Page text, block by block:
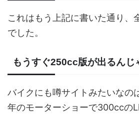
これはもう上記に書いた通り、
でした。
もうすぐ250cc版が出るんじ
バイクにも噂サイトみたいなの
年のモーターショーで300ccの